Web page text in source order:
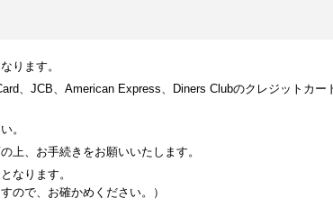
ります。
、JCB、American Express、Diners Clubのクレジットカー
。
上、お手続きをお願いいたします。
なります。
ので、お確かめください。）